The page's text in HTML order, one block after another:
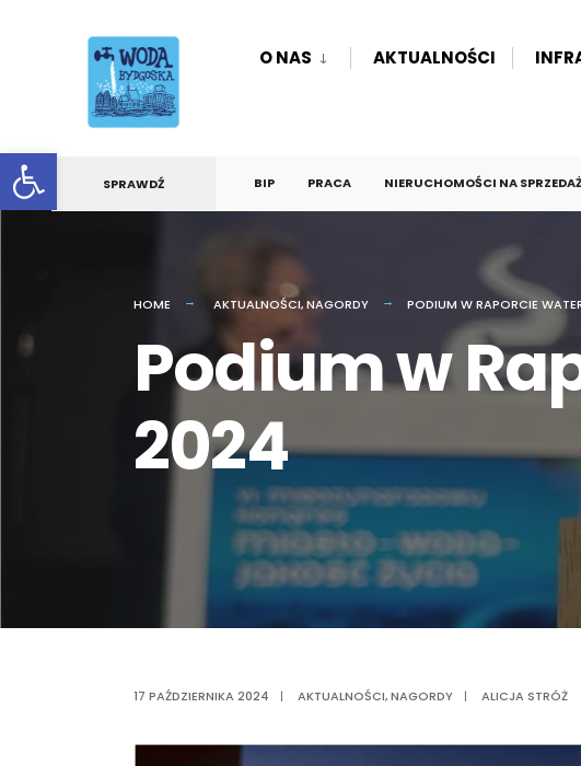
Otwórz pasek narzędzi
O NAS AKTUALNOŚCI
SPRAWDŹ BIP PRACA NIERUCHOMOŚCI NA SPRZEDAŻ
HOME AKTUALNOŚCI,NAGORDY PODIUM W RAPORCIE
Podium w
2024
17 PAŹDZIERNIKA 2024 | AKTUALNOŚCI,NAGORDY | ALICJA STRÓŻ